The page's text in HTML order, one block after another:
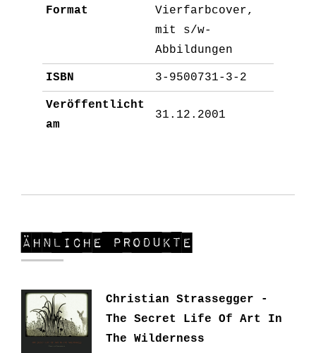
Format
Vierfarbcover,
mit s/w-
Abbildungen
ISBN 3-9500731-3-2
Veröffentlicht
am
31.12.2001
Ähnliche Produkte
Christian Strassegger -
The Secret Life Of Art In
The Wilderness